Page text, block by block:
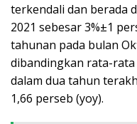
terkendali dan berada
2021 sebesar 3%±1
tahunan pada bulan
dibandingkan rata-
dalam dua tahun
1,66 perseb (yoy).